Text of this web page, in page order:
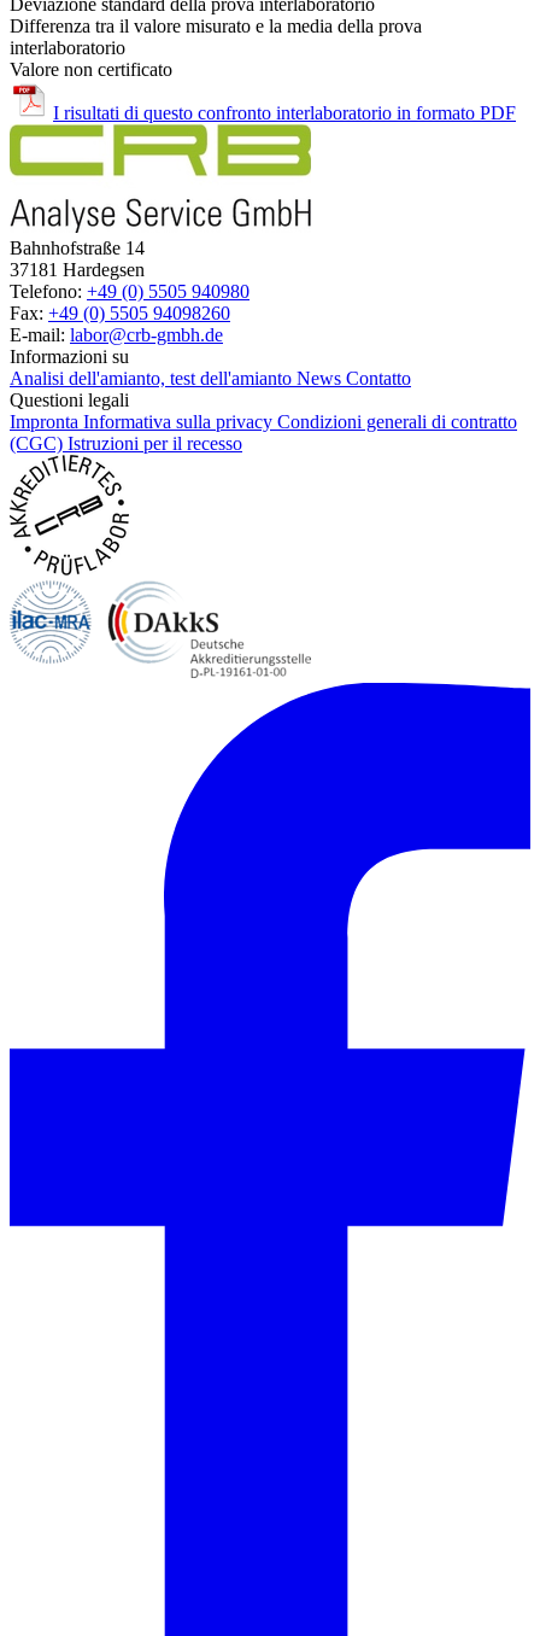
Deviazione standard della prova interlaboratorio
Differenza tra il valore misurato e la media della prova
interlaboratorio
Valore non certificato
I risultati di questo confronto interlaboratorio in formato PDF
Bahnhofstraße 14
37181 Hardegsen
Telefono: +49 (0) 5505 940980
Fax: +49 (0) 5505 94098260
E-mail: labor@crb-gmbh.de
Informazioni su
Analisi dell'amianto, test dell'amianto News Contatto
Questioni legali
Impronta Informativa sulla privacy Condizioni generali di contratto
(CGC) Istruzioni per il recesso